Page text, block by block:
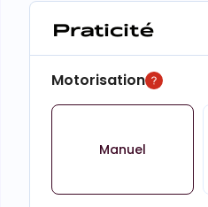
Praticité
Motorisation
Manuel